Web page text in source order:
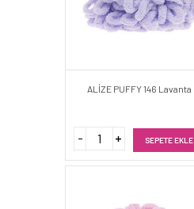
ALİZE PUFFY 146 Lavanta
SEPETE EKLE